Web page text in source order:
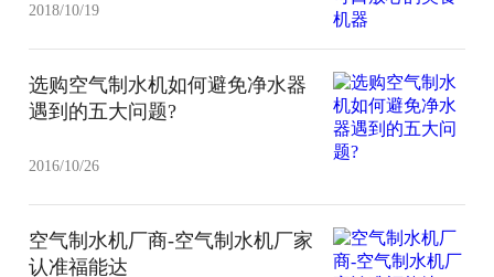
2018/10/19
选购空气制水机如何避免净水器
遇到的五大问题?
2016/10/26
空气制水机厂商-空气制水机厂家
认准福能达